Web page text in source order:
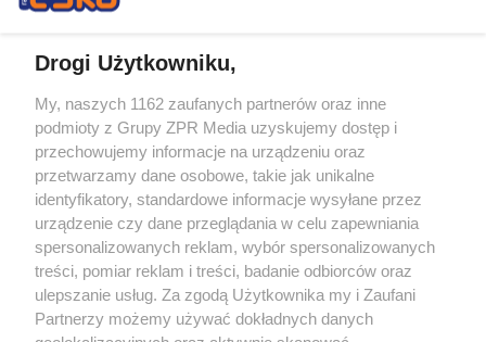
Żaden utwór zamieszczony w serwisie nie może być powielany i
rozpowszechniany lub dalej rozpowszechniany w jakikolwiek sposób (w
tym także elektroniczny lub mechaniczny) na jakimkolwiek polu
eksploatacji w jakiejkolwiek formie, włącznie z umieszczaniem w Internecie
bez pisemnej zgody właściciela praw. Jakiekolwiek użycie lub
wykorzystanie utworów w całości lub w części z naruszeniem prawa, tzn.
bez właściwej zgody, jest zabronione pod groźbą kary i może być ścigane
prawnie.
Drogi Użytkowniku,
My, naszych 1162 zaufanych partnerów oraz inne
podmioty z Grupy ZPR Media uzyskujemy dostęp i
przechowujemy informacje na urządzeniu oraz
przetwarzamy dane osobowe, takie jak unikalne
identyfikatory, standardowe informacje wysyłane przez
urządzenie czy dane przeglądania w celu zapewniania
spersonalizowanych reklam, wybór spersonalizowanych
treści, pomiar reklam i treści, badanie odbiorców oraz
ulepszanie usług. Za zgodą Użytkownika my i Zaufani
Partnerzy możemy używać dokładnych danych